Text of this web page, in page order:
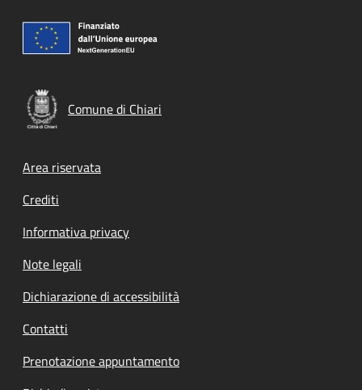
Comune di Chiari
Footer menu
Area riservata
Crediti
Informativa privacy
Note legali
Dichiarazione di accessibilità
Contatti
Prenotazione appuntamento